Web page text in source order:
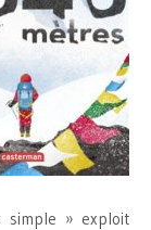
simple » exploit